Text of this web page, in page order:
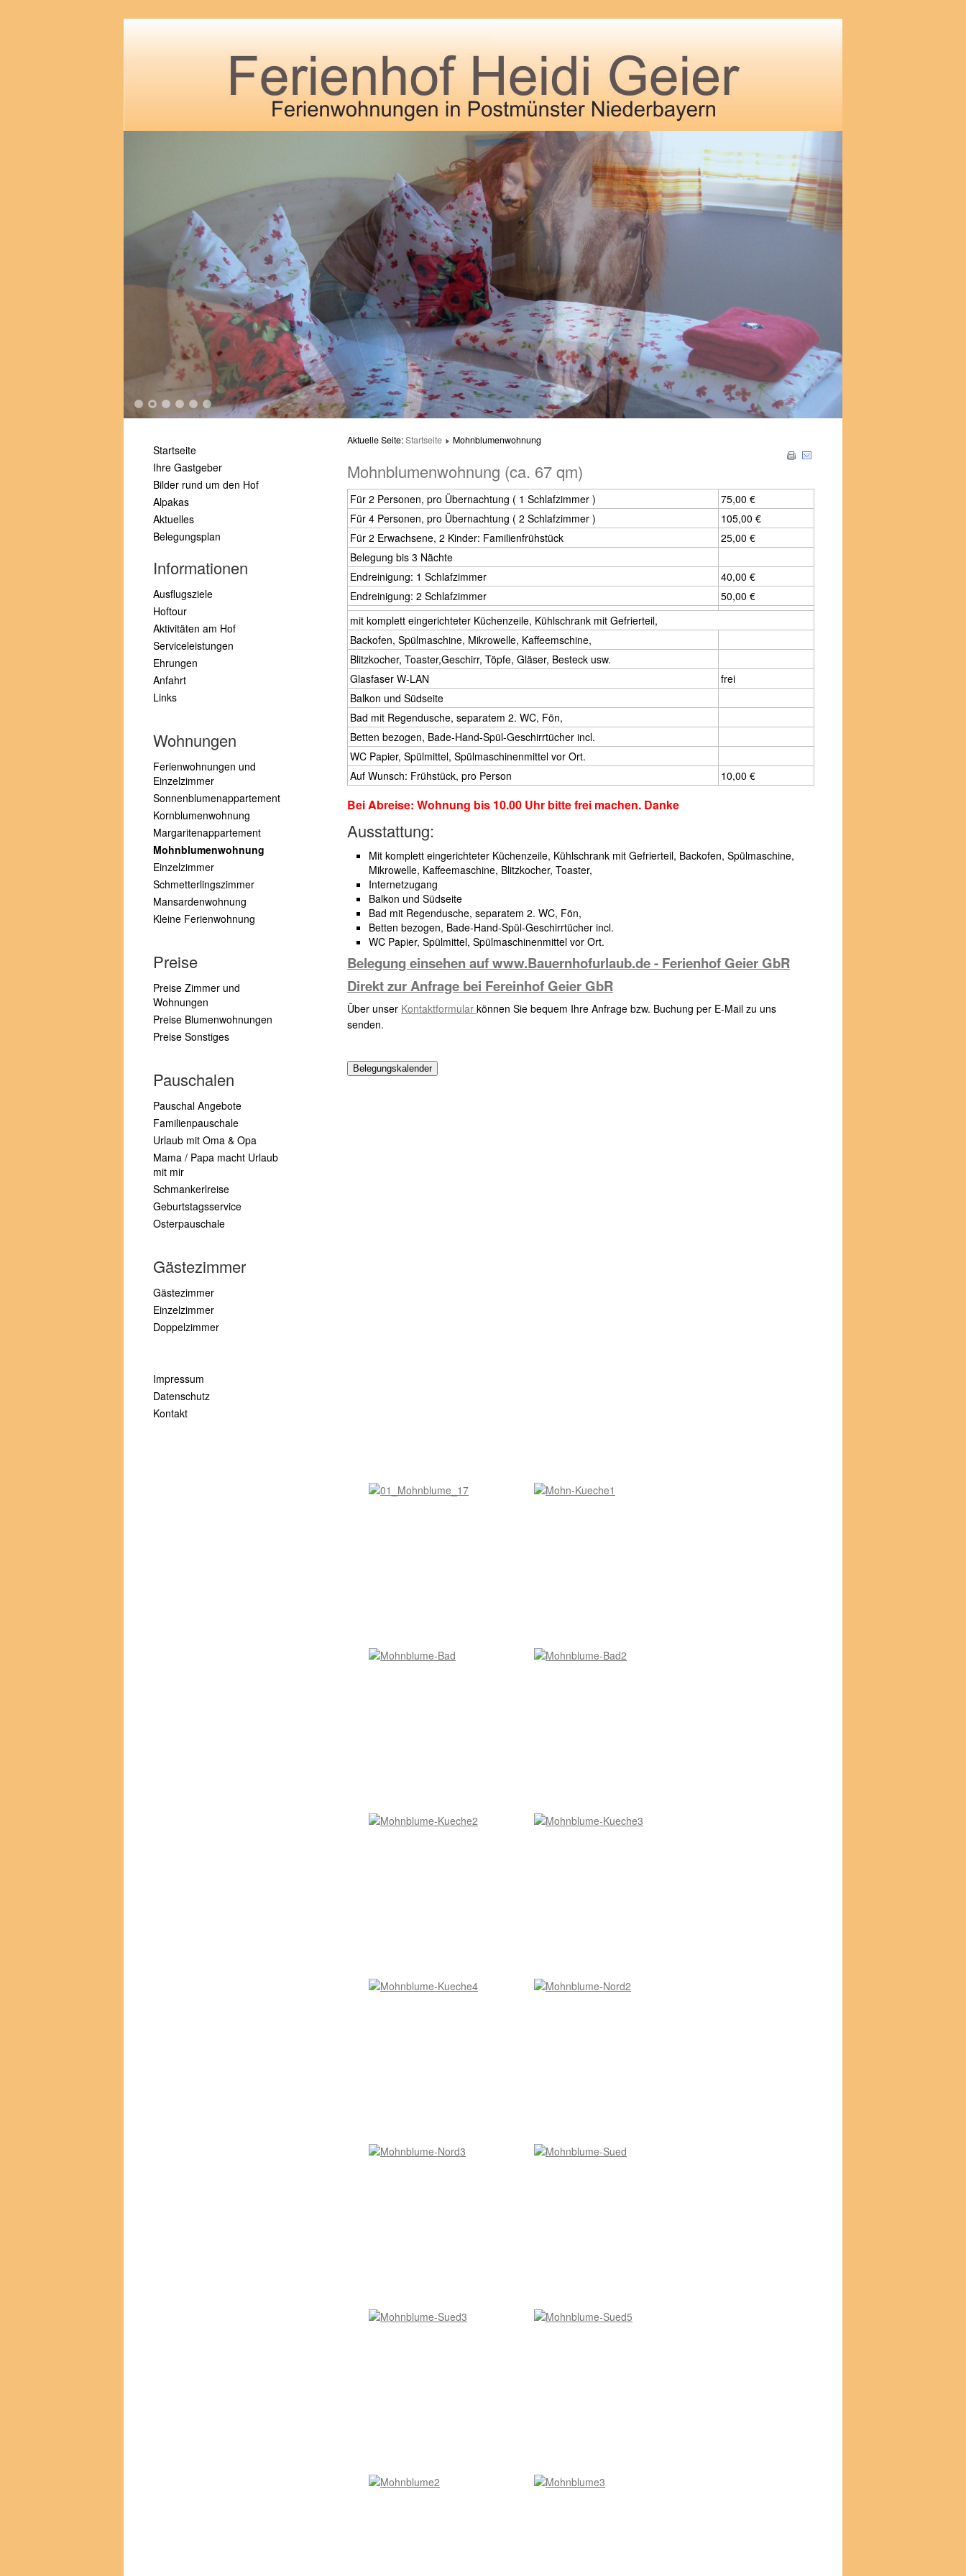
1 2 3 4 5 6
Startseite
Ihre Gastgeber
Bilder rund um den Hof
Alpakas
Aktuelles
Belegungsplan
Informationen
Ausflugsziele
Hoftour
Aktivitäten am Hof
Serviceleistungen
Ehrungen
Anfahrt
Links
Wohnungen
Ferienwohnungen und
Einzelzimmer
Sonnenblumenappartement
Kornblumenwohnung
Margaritenappartement
Mohnblumenwohnung
Einzelzimmer
Schmetterlingszimmer
Mansardenwohnung
Kleine Ferienwohnung
Preise
Preise Zimmer und
Wohnungen
Preise Blumenwohnungen
Preise Sonstiges
Pauschalen
Pauschal Angebote
Familienpauschale
Urlaub mit Oma & Opa
Mama / Papa macht Urlaub
mit mir
Schmankerlreise
Geburtstagsservice
Osterpauschale
Gästezimmer
Gästezimmer
Einzelzimmer
Doppelzimmer
Impressum
Datenschutz
Kontakt
Aktuelle Seite:Startseite Mohnblumenwohnung
Mohnblumenwohnung (ca. 67 qm)
Für 2 Personen, pro Übernachtung ( 1 Schlafzimmer )
75,00 €
Für 4 Personen, pro Übernachtung ( 2 Schlafzimmer )
105,00 €
Für 2 Erwachsene, 2 Kinder: Familienfrühstück
25,00 €
Belegung bis 3 Nächte
Endreinigung: 1 Schlafzimmer
40,00 €
Endreinigung: 2 Schlafzimmer
50,00 €
mit komplett eingerichteter Küchenzeile, Kühlschrank mit Gefrierteil,
Backofen, Spülmaschine, Mikrowelle, Kaffeemschine,
Blitzkocher, Toaster,Geschirr, Töpfe, Gläser, Besteck usw.
Glasfaser W-LAN
frei
Balkon und Südseite
Bad mit Regendusche, separatem 2. WC, Fön,
Betten bezogen, Bade-Hand-Spül-Geschirrtücher incl.
WC Papier, Spülmittel, Spülmaschinenmittel vor Ort.
Auf Wunsch: Frühstück, pro Person
10,00 €
Bei Abreise: Wohnung bis 10.00 Uhr bitte frei machen. Danke
Ausstattung:
Mit komplett eingerichteter Küchenzeile, Kühlschrank mit Gefrierteil, Backofen, Spülmaschine,
Mikrowelle, Kaffeemaschine, Blitzkocher, Toaster,
Internetzugang
Balkon und Südseite
Bad mit Regendusche, separatem 2. WC, Fön,
Betten bezogen, Bade-Hand-Spül-Geschirrtücher incl.
WC Papier, Spülmittel, Spülmaschinenmittel vor Ort.
Belegung einsehen auf www.Bauernhofurlaub.de - Ferienhof Geier GbR
Direkt zur Anfrage bei Fereinhof Geier GbR
Über unser Kontaktformular können Sie bequem Ihre Anfrage bzw. Buchung per E-Mail zu uns
senden.